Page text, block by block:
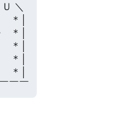
＼
＊│
＊│
＊│
＊│
＊│